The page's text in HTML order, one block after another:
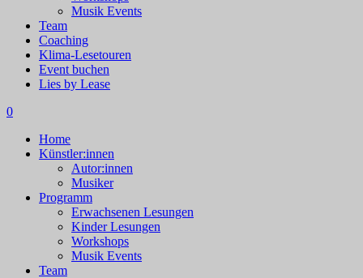
Musik Events
Team
Coaching
Klima-Lesetouren
Event buchen
Lies by Lease
0
Home
Künstler:innen
Autor:innen
Musiker
Programm
Erwachsenen Lesungen
Kinder Lesungen
Workshops
Musik Events
Team